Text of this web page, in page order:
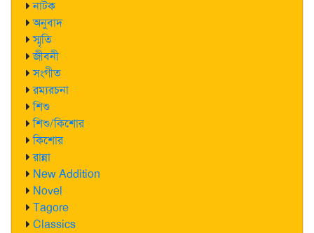
নাটক
অনুবাদ
স্মৃতি
জীবনী
সংগীত
রম্যরচনা
শিশু
শিশু/কিশোর
কিশোর
রান্না
New Addition
Novel
Tagore
Classics